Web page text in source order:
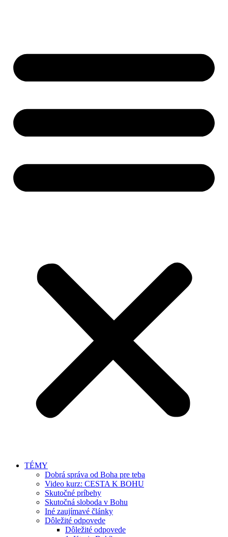
TÉMY
Dobrá správa od Boha pre teba
Video kurz: CESTA K BOHU
Skutočné príbehy
Skutočná sloboda v Bohu
Iné zaujímavé články
Dôležité odpovede
Dôležité odpovede